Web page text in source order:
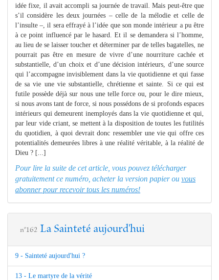
idée fixe, il avait accompli sa journée de travail. Mais peut-être que
s’il considère les deux journées – celle de la mélodie et celle de
l’insulte –, il sera effrayé à l’idée que son monde intérieur a pu être
à ce point influencé par le hasard. Et il se demandera si l’homme,
au lieu de se laisser toucher et déterminer par de telles bagatelles, ne
pourrait pas être en mesure de vivre d’une nourriture cachée et
substantielle, d’un choix et d’une décision intérieurs, d’une source
qui l’accompagne invisiblement dans la vie quotidienne et qui fasse
de sa vie une vie substantielle, chrétienne et sainte. Si ce qui est
futile possède déjà sur nous une telle force ou, pour le dire mieux,
si nous avons tant de force, si nous possédons de si profonds espaces
intérieurs qui demeurent inemployés dans la vie quotidienne et qui,
par leur vide criant, se mettent à la disposition de toutes les futilités
du quotidien, à quoi devrait donc ressembler une vie qui offre ces
potentialités demeurées libres à une réalité véritable, à la réalité de
Dieu ? [...]
Pour lire la suite de cet article, vous pouvez télécharger
gratuitement ce numéro, acheter la version papier ou vous
abonner pour recevoir tous les numéros!
n°162 La Sainteté aujourd'hui
9 - Sainteté aujourd'hui ?
13 - Le martyre de la vérité